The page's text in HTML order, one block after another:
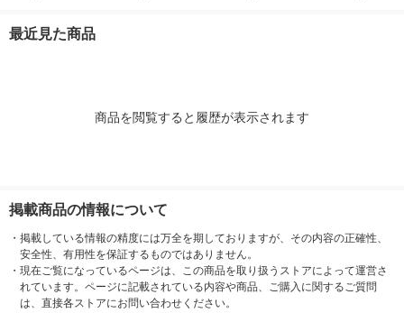
最近見た商品
商品を閲覧すると履歴が表示されます
掲載商品の情報について
・ 掲載している情報の精度には万全を期しておりますが、その内容の正確性、
安全性、有用性を保証するものではありません。
・ 現在ご覧になっているページは、この商品を取り扱うストアによって運営さ
れています。ページに記載されている内容や商品、ご購入に関するご質問
は、直接各ストアにお問い合わせください。